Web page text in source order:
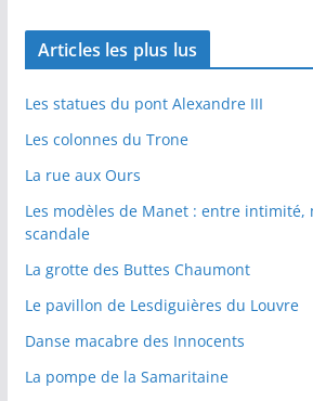
Articles les plus lus
Les statues du pont Alexandre III
Les colonnes du Trone
La rue aux Ours
Les modèles de Manet : entre intimité,
scandale
La grotte des Buttes Chaumont
Le pavillon de Lesdiguières du Louvre
Danse macabre des Innocents
La pompe de la Samaritaine